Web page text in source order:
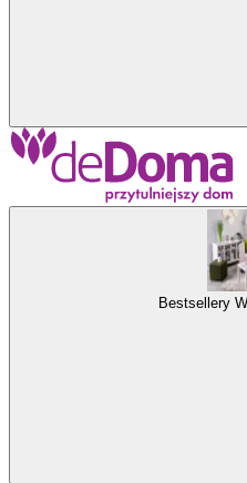
Bestsellery